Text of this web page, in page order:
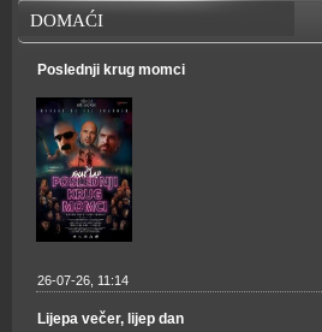
DOMAĆI
Poslednji krug momci
26-07-26, 11:14
Lijepa večer, lijep dan